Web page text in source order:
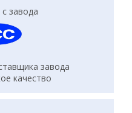
завода
завода
качество